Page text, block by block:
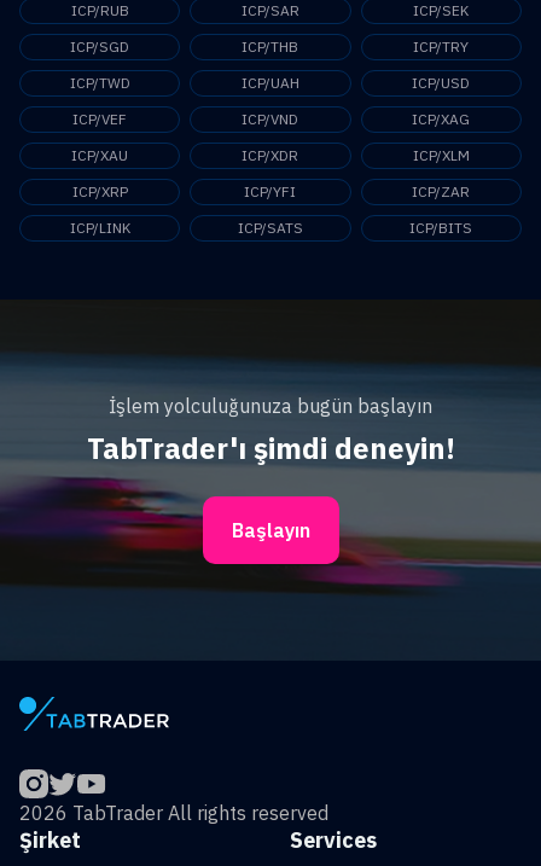
ICP/RUB
ICP/SAR
ICP/SEK
ICP/SGD
ICP/THB
ICP/TRY
ICP/TWD
ICP/UAH
ICP/USD
ICP/VEF
ICP/VND
ICP/XAG
ICP/XAU
ICP/XDR
ICP/XLM
ICP/XRP
ICP/YFI
ICP/ZAR
ICP/LINK
ICP/SATS ICP/BITS
İşlem yolculuğunuza bugün başlayın
TabTrader'ı şimdi deneyin!
Başlayın
2026 TabTrader All rights reserved
Services
Şirket